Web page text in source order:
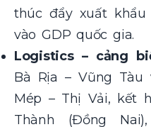
thúc đẩy xuất
vào GDP quốc gia.
Logistics – cảng
Bà Rịa – Vũng Tàu
Mép – Thị Vải, kết
Thành (Đồng